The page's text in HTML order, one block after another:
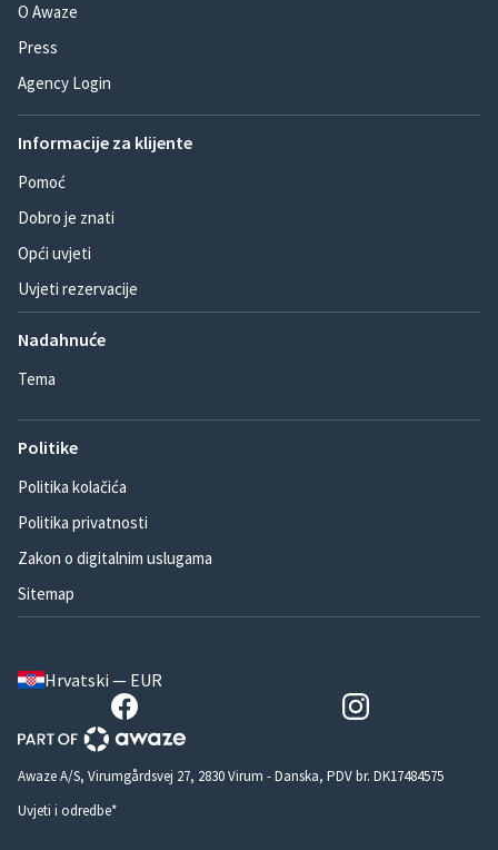
O Awaze
Press
Agency Login
Informacije za klijente
Pomoć
Dobro je znati
Opći uvjeti
Uvjeti rezervacije
Nadahnuće
Tema
Politike
Politika kolačića
Politika privatnosti
Zakon o digitalnim uslugama
Sitemap
Hrvatski — EUR
Awaze A/S, Virumgårdsvej 27, 2830 Virum - Danska, PDV br. DK17484575
Uvjeti i odredbe*